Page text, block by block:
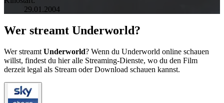
29.01.2004
Wer streamt Underworld?
Wer streamt Underworld? Wenn du Underworld online schauen
willst, findest du hier alle Streaming-Dienste, wo du den Film
derzeit legal als Stream oder Download schauen kannst.